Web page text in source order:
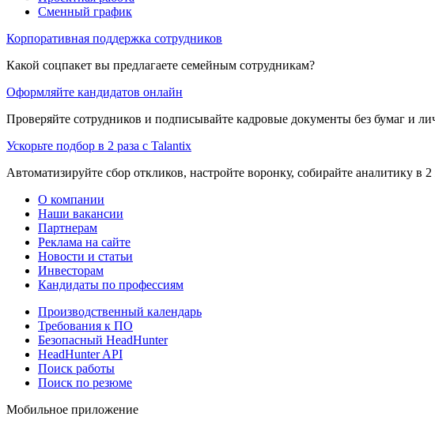
Сменный график
Корпоративная поддержка сотрудников
Какой соцпакет вы предлагаете семейным сотрудникам?
Оформляйте кандидатов онлайн
Проверяйте сотрудников и подписывайте кадровые документы без бумаг и
Ускорьте подбор в 2 раза с Talantix
Автоматизируйте сбор откликов, настройте воронку, собирайте аналитику в 2
О компании
Наши вакансии
Партнерам
Реклама на сайте
Новости и статьи
Инвесторам
Кандидаты по профессиям
Производственный календарь
Требования к ПО
Безопасный HeadHunter
HeadHunter API
Поиск работы
Поиск по резюме
Мобильное приложение